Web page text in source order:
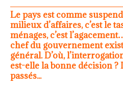
Le pays est comme
milieux d’affaires, c’est le
ménages, c’est
chef du gouvernement
général. D’où,
est-elle la bonne décision ?
passés...